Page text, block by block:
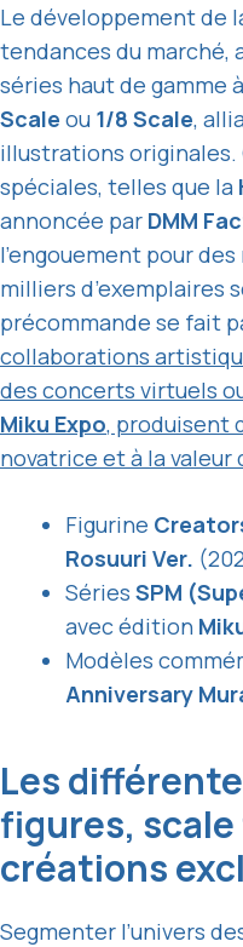
Le développement de
tendances du marché,
séries haut de gamme
Scale ou 1/8 Scale,
illustrations
spéciales, telles que la
annoncée par DMM
l’engouement pour
milliers d’exemplaires
précommande se fait
collaborations
des concerts virtuels
Miku Expo, produisent
novatrice et à la
Figurine
Rosuuri Ver.
Séries SPM
avec édition
Modèles
Anniversary
Les
figures,
créations
Segmenter l’univers